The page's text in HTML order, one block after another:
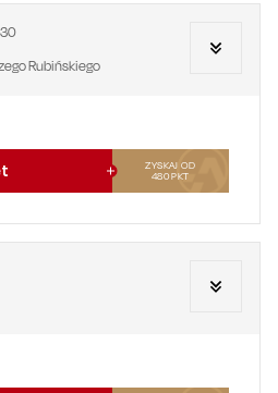
Rubińskiego
ZYSKAJ OD
480PKT